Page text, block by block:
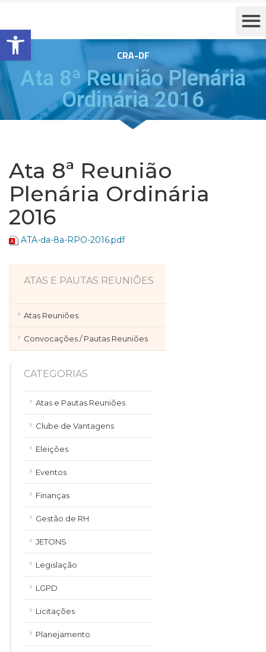
Barra de Ferramentas Aberta
CRA-DF
Ata 8ª Reunião Plenária
Ordinária 2016
Ata 8ª Reunião
Plenária Ordinária
2016
ATA-da-8a-RPO-2016.pdf
ATAS E PAUTAS REUNIÕES
Atas Reuniões
Convocações / Pautas Reuniões
CATEGORIAS
Atas e Pautas Reuniões
Clube de Vantagens
Eleições
Eventos
Finanças
Gestão de RH
JETONS
Legislação
LGPD
Licitações
Planejamento